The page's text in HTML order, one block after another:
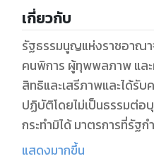
เกี่ยวกับ
รัฐธรรมนูญแห่งราชอาณ
คนพิการ ผู้ทุพพลภาพ และผู้ด้อยโอกาส ได้แก่
สิทธิและเสรีภาพและได้รั
ปฏิบัติโดยไม่เป็นธรรมต่อ
กระทำมิได้ มาตรการที่รัฐ
เช่นเดียวกับบุคคลอื่น หรือ
แสดงมากขึ้น